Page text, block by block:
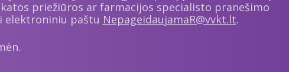
priežiūros ar farmacijos specialisto pranešimo
elektroniniu paštu NepageidaujamaR@vvkt.lt.